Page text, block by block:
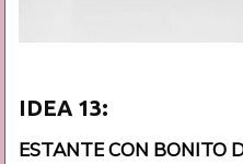
IDEA 13:
ESTANTE CON BONITO